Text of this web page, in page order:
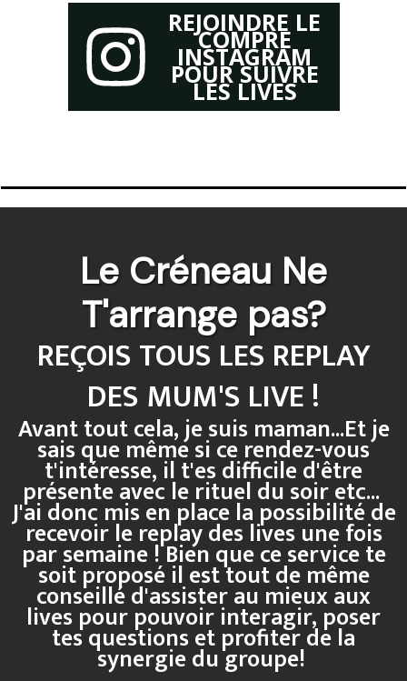
REJOINDRE LE
COMPRE
INSTAGRAM
POUR SUIVRE
LES LIVES
Le Créneau Ne
T'arrange pas?
REÇOIS TOUS LES REPLAY
DES MUM'S LIVE !
Avant tout cela, je suis maman...Et je
sais que même si ce rendez-vous
t'intéresse, il t'es difficile d'être
présente avec le rituel du soir etc...
J'ai donc mis en place la possibilité de
recevoir le replay des lives une fois
par semaine ! Bien que ce service te
soit proposé il est tout de même
conseillé d'assister au mieux aux
lives pour pouvoir interagir, poser
tes questions et profiter de la
synergie du groupe!